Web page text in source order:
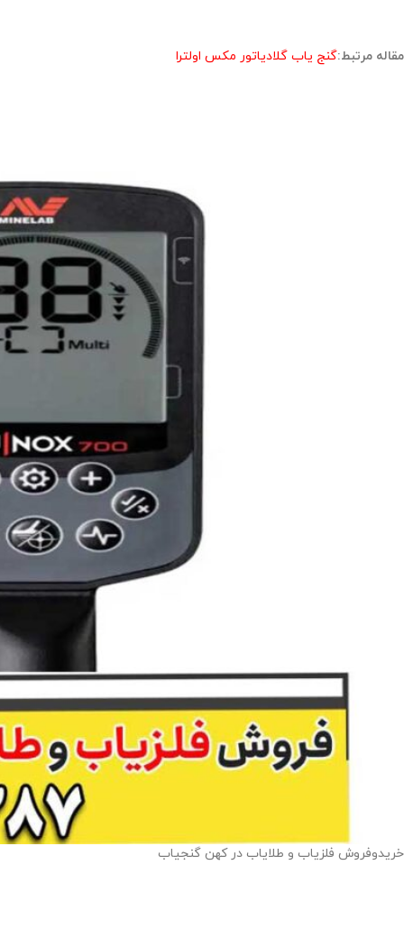
مقاله مرتبط:گنج یاب گلادیاتور مکس اولترا
خریدوفروش فلزیاب و طلایاب در کهن گنجیاب